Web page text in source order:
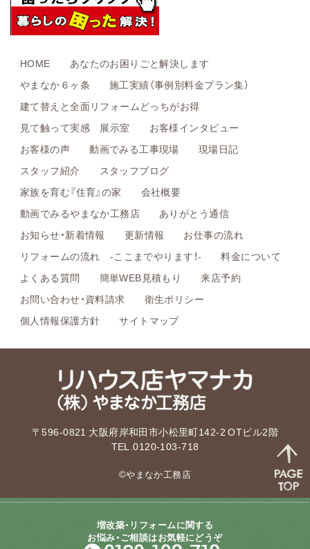
HOME
あなたのお困りごと解決します
やまなか６ヶ条
施工実績（事例別料金プラン集）
建て替えと全面リフォームどっちがお得
見て触って実感 展示室
お客様インタビュー
お客様の声
動画でみる工事現場
現場日記
スタッフ紹介
スタッフブログ
家族を育む『住育』の家
会社概要
動画でみるやまなか工務店
ありがとう通信
お知らせ・新着情報
更新情報
お仕事の流れ
リフォームの流れ -ここまでやります！-
料金について
よくある質問
簡単WEB見積もり
来店予約
お問い合わせ・資料請求
衛生ポリシー
個人情報保護方針
サイトマップ
〒596-0821 大阪府岸和田市小松里町142-2 OTビル2階
TEL.0120-103-718
©やまなか工務店
増改築・リフォームに関する
お悩み・ご相談はお気軽にどうぞ